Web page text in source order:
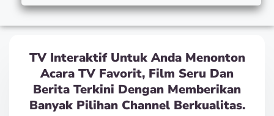
TV Interaktif Untuk Anda Menonton
Acara TV Favorit, Film Seru Dan
Berita Terkini Dengan Memberikan
Banyak Pilihan Channel Berkualitas.